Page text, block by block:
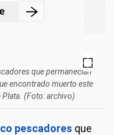
que permanecían
encontrado muerto este
(Foto: archivo)
pescadores que